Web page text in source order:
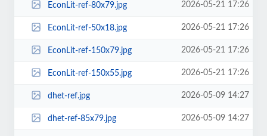
EconLit-ref-80x79.jpg 2026-05-21 17:26
EconLit-ref-50x18.jpg 2026-05-21 17:26
EconLit-ref-150x79.jpg 2026-05-21 17:26
EconLit-ref-150x55.jpg 2026-05-21 17:26
dhet-ref.jpg 2026-05-09 14:27
dhet-ref-85x79.jpg 2026-05-09 14:27